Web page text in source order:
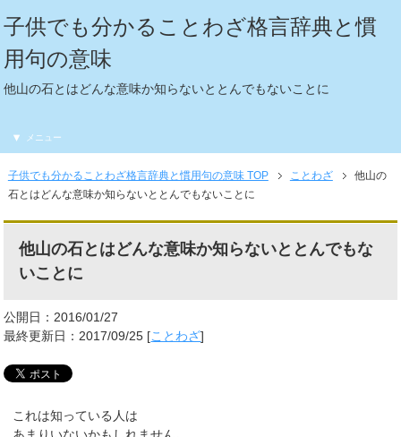
子供でも分かることわざ格言辞典と慣
用句の意味
他山の石とはどんな意味か知らないととんでもないことに
メニュー
子供でも分かることわざ格言辞典と慣用句の意味 TOP ことわざ
他山の
石とはどんな意味か知らないととんでもないことに
他山の石とはどんな意味か知らないととんでもな
いことに
公開日：2016/01/27
最終更新日：2017/09/25 [ことわざ]
これは知っている人は